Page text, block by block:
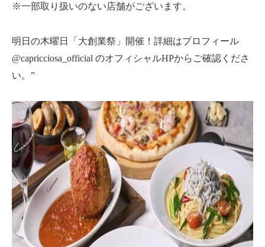
※一部取り扱いのない店舗がございます。
明日の木曜日「大創業祭」開催！詳細はプロフィール
@capricciosa_official のオフィシャルHPからご確認くださ
い。”